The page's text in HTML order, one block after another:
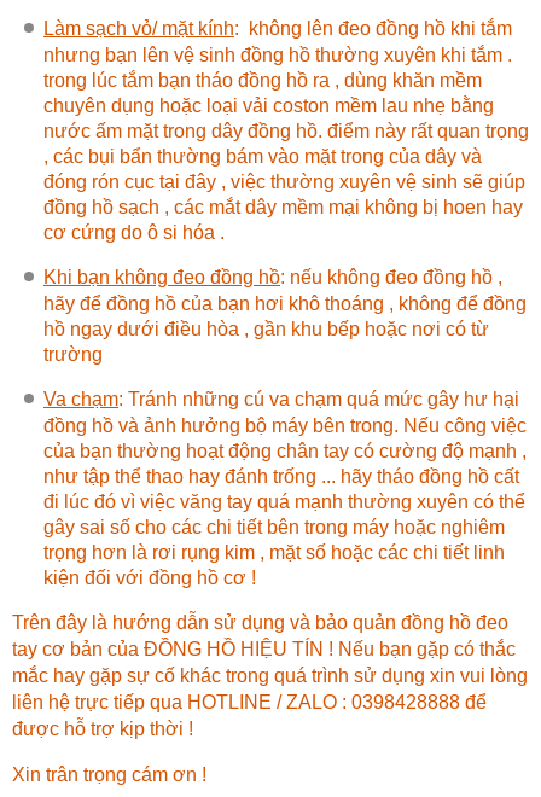
Làm sạch vỏ/ mặt kính:
không lên đeo đồng hồ khi tắm
nhưng bạn lên vệ sinh đồng hồ thường xuyên khi tắm .
trong lúc tắm bạn tháo đồng hồ ra , dùng khăn mềm
chuyên dụng hoặc loại vải coston mềm lau nhẹ bằng
nước ấm mặt trong dây đồng hồ. điểm này rất quan trọng
, các bụi bẩn thường bám vào mặt trong của dây và
đóng rón cục tại đây , việc thường xuyên vệ sinh sẽ giúp
đồng hồ sạch , các mắt dây mềm mại không bị hoen hay
cơ cứng do ô si hóa .
Khi bạn không đeo đồng hồ: nếu không đeo đồng hồ ,
hãy để đồng hồ của bạn hơi khô thoáng , không để đồng
hồ ngay dưới điều hòa , gần khu bếp hoặc nơi có từ
trường
Va chạm: Tránh những cú va chạm quá mức gây hư hại
đồng hồ và ảnh hưởng bộ máy bên trong. Nếu công việc
của bạn thường hoạt động chân tay có cường độ mạnh ,
như tập thể thao hay đánh trống ... hãy tháo đồng hồ cất
đi lúc đó vì việc văng tay quá mạnh thường xuyên có thể
gây sai số cho các chi tiết bên trong máy hoặc nghiêm
trọng hơn là rơi rụng kim , mặt số hoặc các chi tiết linh
kiện đối với đồng hồ cơ !
Trên đây là hướng dẫn sử dụng và bảo quản đồng hồ đeo
tay cơ bản của ĐỒNG HỒ HIỆU TÍN ! Nếu bạn gặp có thắc
mắc hay gặp sự cố khác trong quá trình sử dụng xin vui lòng
liên hệ trực tiếp qua HOTLINE / ZALO : 0398428888 để
được hỗ trợ kịp thời !
Xin trân trọng cám ơn !